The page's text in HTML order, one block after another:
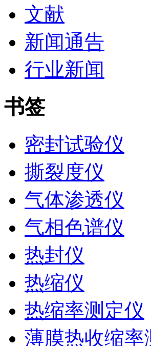
文献
新闻通告
行业新闻
书签
密封试验仪
撕裂度仪
气体渗透仪
气相色谱仪
热封仪
热缩仪
热缩率测定仪
薄膜热收缩率